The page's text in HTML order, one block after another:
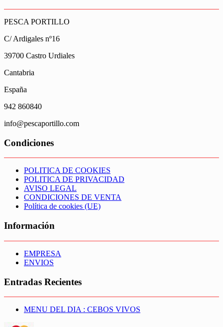
PESCA PORTILLO
C/ Ardigales nº16
39700 Castro Urdiales
Cantabria
España
942 860840
info@pescaportillo.com
Condiciones
POLITICA DE COOKIES
POLITICA DE PRIVACIDAD
AVISO LEGAL
CONDICIONES DE VENTA
Política de cookies (UE)
Información
EMPRESA
ENVIOS
Entradas Recientes
MENU DEL DIA : CEBOS VIVOS